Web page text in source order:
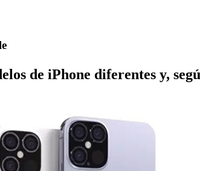
de iPhone diferentes y,